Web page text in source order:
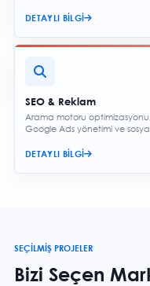
DETAYLI BILGI
SEO & Reklam
Arama motoru optimizasyonu,
Google Ads yönetimi ve
DETAYLI BILGI
SEÇİLMİŞ PROJELER
Bizi Seçen